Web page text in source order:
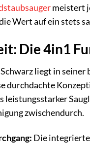
meistert
Wert auf ein stets
Die 4in1
Schwarz liegt in
durchdachte
leistungsstarker
zwischendurch.
Die